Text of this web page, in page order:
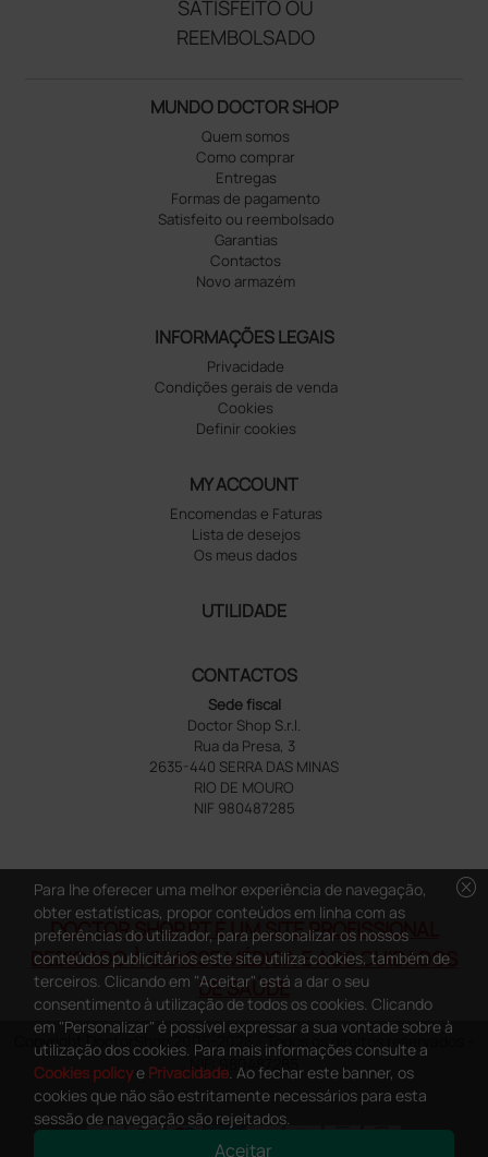
SATISFEITO OU
REEMBOLSADO
MUNDO DOCTOR SHOP
Quem somos
Como comprar
Entregas
Formas de pagamento
Satisfeito ou reembolsado
Garantias
Contactos
Novo armazém
INFORMAÇÕES LEGAIS
Privacidade
Condições gerais de venda
Cookies
Definir cookies
MY ACCOUNT
Encomendas e Faturas
Lista de desejos
Os meus dados
UTILIDADE
CONTACTOS
Sede fiscal
Doctor Shop S.r.l.
Rua da Presa, 3
2635-440 SERRA DAS MINAS
RIO DE MOURO
NIF 980487285
DOCTOR SHOP.PT É UM SITE PROFISSIONAL
DEDICADO À CLASSE MÉDICA E AOS CUIDADOS
DE SAÚDE
Copyright DoctorShop 2005-2026 - Todos os direitos reservados -
NIF: 980487285
cancel
Para lhe oferecer uma melhor experiência de navegação,
obter estatísticas, propor conteúdos em linha com as
preferências do utilizador, para personalizar os nossos
conteúdos publicitários este site utiliza cookies, também de
terceiros. Clicando em "Aceitar" está a dar o seu
consentimento à utilização de todos os cookies. Clicando
em "Personalizar" é possível expressar a sua vontade sobre à
utilização dos cookies. Para mais informações consulte a
Cookies policye Privacidade. Ao fechar este banner, os
cookies que não são estritamente necessários para esta
sessão de navegação são rejeitados.
Aceitar